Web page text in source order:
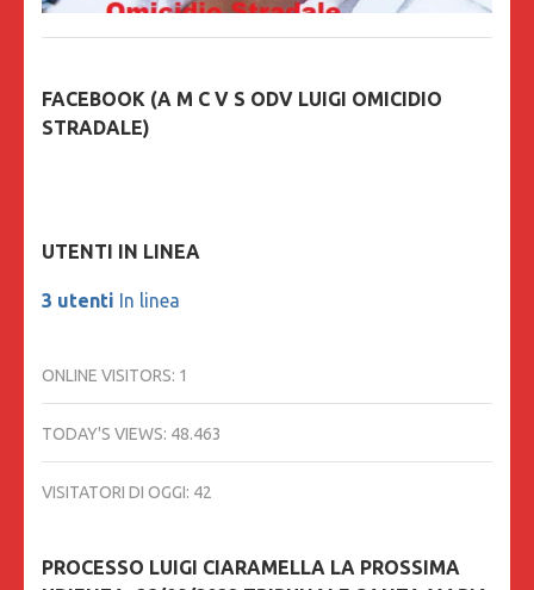
FACEBOOK (A M C V S ODV LUIGI OMICIDIO
STRADALE)
UTENTI IN LINEA
3 utenti In linea
ONLINE VISITORS: 1
TODAY'S VIEWS: 48.463
VISITATORI DI OGGI: 42
PROCESSO LUIGI CIARAMELLA LA PROSSIMA